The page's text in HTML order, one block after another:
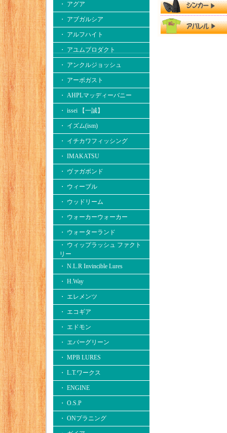
・ アグア
・ アブガルシア
・ アルフハイト
・ アユムプロダクト
・ アンクルジョッシュ
・ アーボガスト
・ AHPLマッディーバニー
・ issei 【一誠】
・ イズム(ism)
・ イチカワフィッシング
・ IMAKATSU
・ ヴァガボンド
・ ウィーブル
・ ウッドリーム
・ ウォーカーウォーカー
・ ウォーターランド
・ ウィップラッシュ ファクト
リー
・ N.L.R Invincible Lures
・ H.Way
・ エレメンツ
・ エコギア
・ エドモン
・ エバーグリーン
・ MPB LURES
・ L.T.ワークス
・ ENGINE
・ O.S.P
・ ONプラニング